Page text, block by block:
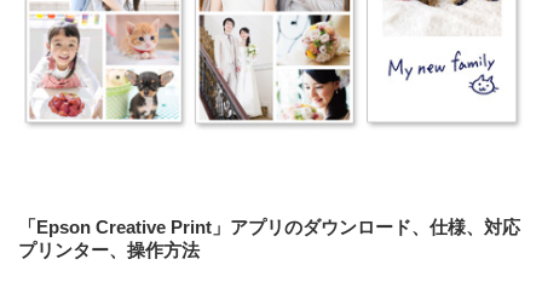
「Epson Creative Print」アプリのダウンロード、仕様、対応
プリンター、操作方法